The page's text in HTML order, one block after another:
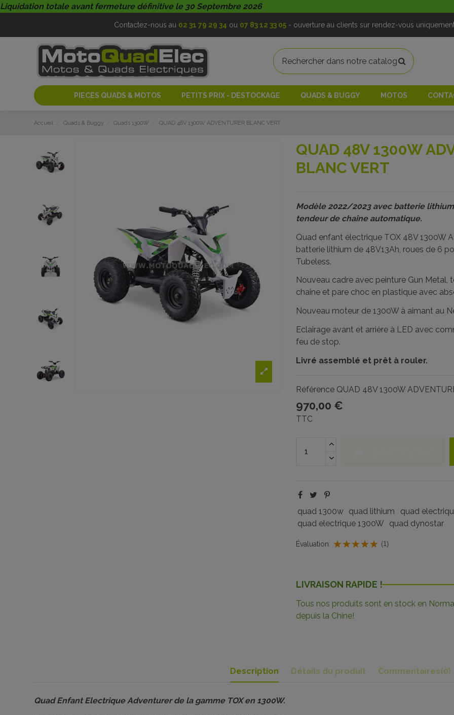
Liquidation totale avant fermeture définitive le 30 Septembre 2026
Contactez-nous au 02 31 79 29 34 ou 07 83 12 33 05- ouverture au clients sur rendez-vous
PIECES QUADS & MOTOS PETITS PRIX - DESTOCKAGE QUADS & BUGGY MOTOS
Accueil Quads & Buggy Quads 1300W QUAD 48V 1300W ADVENTURER BLANC VERT
QUAD 48V 1300W
BLANC VERT
Modèle 2022/2023 avec batterie
tendeur de chaîne automatique.
Quad enfant électrique TOX 48V 1300W
batterie lithium de 48V13Ah, roues de 6
Tubeless.
Nouveau cadre avec peinture Gun Metal,
chaine et pare choc en plastique avec
Nouveau moteur de 1300W à aimant au
Eclairage avant et arrière à LED avec
feu de stop.
Livré assemblé et prêt à rouler.
Référence QUAD 48V 1300W
970,00 €
TTC
quad 1300w quad lithium
quad
quad electrique 1300W quad dynostar
Évaluation: (1)
LIVRAISON RAPIDE !
Tous nos produits sont en stock en
depuis la Chine!
Description Détails du produit Commentaires(0)
Quad Enfant Electrique Adventurer de la gamme TOX en 1300W.